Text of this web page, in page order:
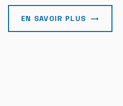
EN SAVOIR PLUS